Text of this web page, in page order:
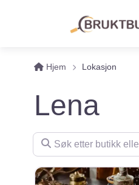
Hjem Lokasjon
Lena
Søk etter butikk eller